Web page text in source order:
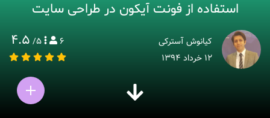
استفاده از فونت آیکون در طراحی سایت
کیانوش آسترکی
۱۲ خرداد ۱۳۹۴
4.5 /5 6